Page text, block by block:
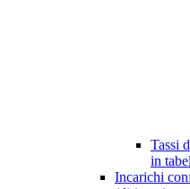
Tassi
in
Incarichi